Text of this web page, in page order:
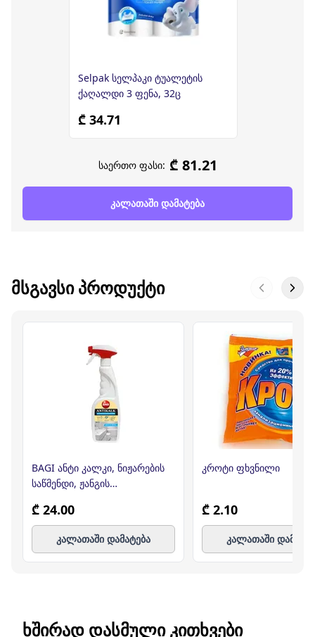
Selpak სელპაკი ტუალეტის
ქაღალდი 3 ფენა, 32ც
₾ 34.71
საერთო ფასი: ₾ 81.21
კალათაში დამატება
ᲛᲡᲒᲐᲕᲡᲘ ᲞᲠᲝᲓᲣᲥᲢᲘ
BAGI ანტი კალკი, ნიჟარების
საწმენდი, ჟანგის
₾ 24.00
კალათაში დამატება
კროტი ფხვნილი
₾ 2.10
კალათაში
ᲮᲨᲘᲠᲐᲓ ᲓᲐᲡᲛᲣᲚᲘ ᲙᲘᲗᲮᲕᲔᲑᲘ